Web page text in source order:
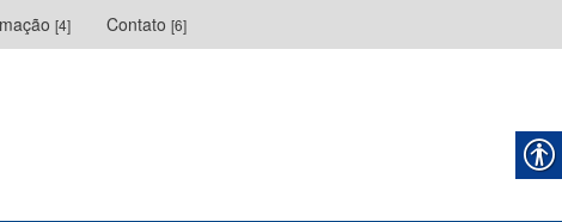
[4] Contato [6]